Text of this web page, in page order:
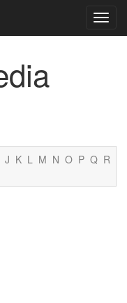
J K L M N O P Q R